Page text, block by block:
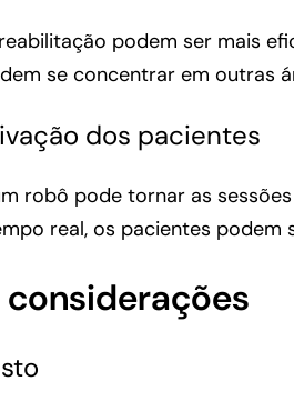
podem ser mais
se concentrar em outras
dos pacientes
robô pode tornar as
real, os pacientes
considerações